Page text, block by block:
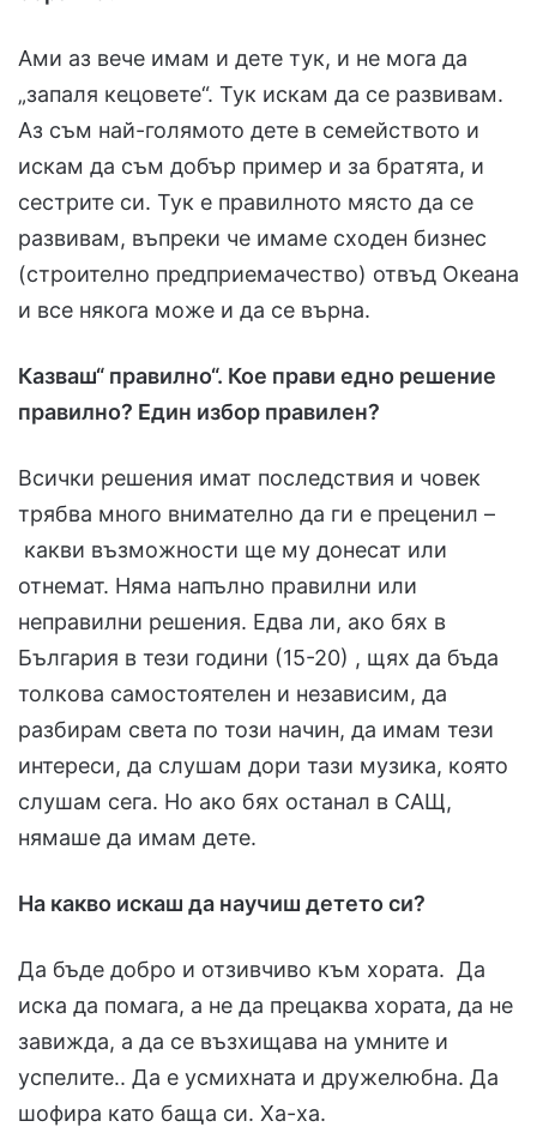
Ами аз вече имам и дете тук, и не мога да
„запаля кецовете“. Тук искам да се развивам.
Аз съм най-голямото дете в семейството и
искам да съм добър пример и за братята, и
сестрите си. Тук е правилното място да се
развивам, въпреки че имаме сходен бизнес
(строително предприемачество) отвъд Океана
и все някога може и да се върна.
Казваш“ правилно“. Кое прави едно решение
правилно? Един избор правилен?
Всички решения имат последствия и човек
трябва много внимателно да ги е преценил –
какви възможности ще му донесат или
отнемат. Няма напълно правилни или
неправилни решения. Едва ли, ако бях в
България в тези години (15-20) , щях да бъда
толкова самостоятелен и независим, да
разбирам света по този начин, да имам тези
интереси, да слушам дори тази музика, която
слушам сега. Но ако бях останал в САЩ,
нямаше да имам дете.
На какво искаш да научиш детето си?
Да бъде добро и отзивчиво към хората. Да
иска да помага, а не да прецаква хората, да не
завижда, а да се възхищава на умните и
успелите.. Да е усмихната и дружелюбна. Да
шофира като баща си. Ха-ха.